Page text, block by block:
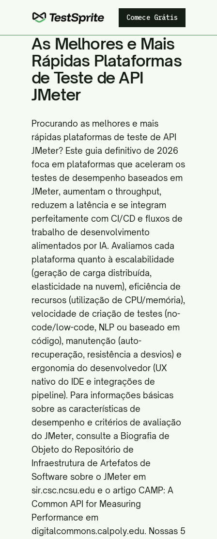
Comece Grátis
As Melhores e Mais
Rápidas Plataformas
de Teste de API
JMeter
Procurando as melhores e mais
rápidas plataformas de teste de API
JMeter? Este guia definitivo de 2026
foca em plataformas que aceleram os
testes de desempenho baseados em
JMeter, aumentam o throughput,
reduzem a latência e se integram
perfeitamente com CI/CD e fluxos de
trabalho de desenvolvimento
alimentados por IA. Avaliamos cada
plataforma quanto à escalabilidade
(geração de carga distribuída,
elasticidade na nuvem), eficiência de
recursos (utilização de CPU/memória),
velocidade de criação de testes (no-
code/low-code, NLP ou baseado em
código), manutenção (auto-
recuperação, resistência a desvios) e
ergonomia do desenvolvedor (UX
nativo do IDE e integrações de
pipeline). Para informações básicas
sobre as características de
desempenho e critérios de avaliação
do JMeter, consulte a Biografia de
Objeto do Repositório de
Infraestrutura de Artefatos de
Software sobre o JMeter em
sir.csc.ncsu.edu e o artigo CAMP: A
Common API for Measuring
Performance em
digitalcommons.calpoly.edu. Nossas 5